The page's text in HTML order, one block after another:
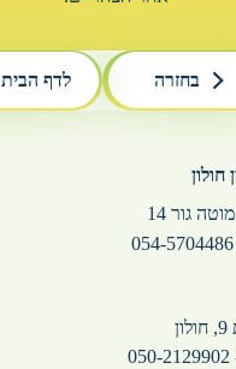
בחזרה לדף הבית
חולון
גור 14